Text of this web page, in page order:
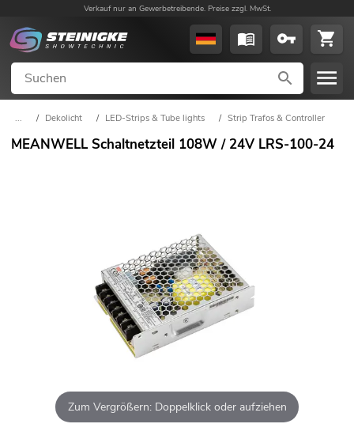
Verkauf nur an Gewerbetreibende. Preise zzgl. MwSt.
... / Dekolicht / LED-Strips & Tube lights / Strip Trafos & Controller
MEANWELL Schaltnetzteil 108W / 24V LRS-100-24
Zum Vergrößern: Doppelklick oder aufziehen